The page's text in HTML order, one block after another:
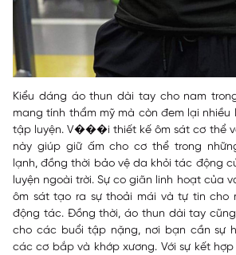
Kiểu dáng áo thun dài tay cho nam
mang tính thẩm mỹ mà còn đem lại nhiều
tập luyện. V���i thiết kế ôm sát cơ thể
này giúp giữ ấm cho cơ thể trong
lạnh, đồng thời bảo vệ da khỏi tác động
luyện ngoài trời. Sự co giãn linh hoạt của
ôm sát tạo ra sự thoải mái và tự tin cho
động tác. Đồng thời, áo thun dài tay
cho các buổi tập nặng, nơi bạn cần sự
các cơ bắp và khớp xương. Với sự kết